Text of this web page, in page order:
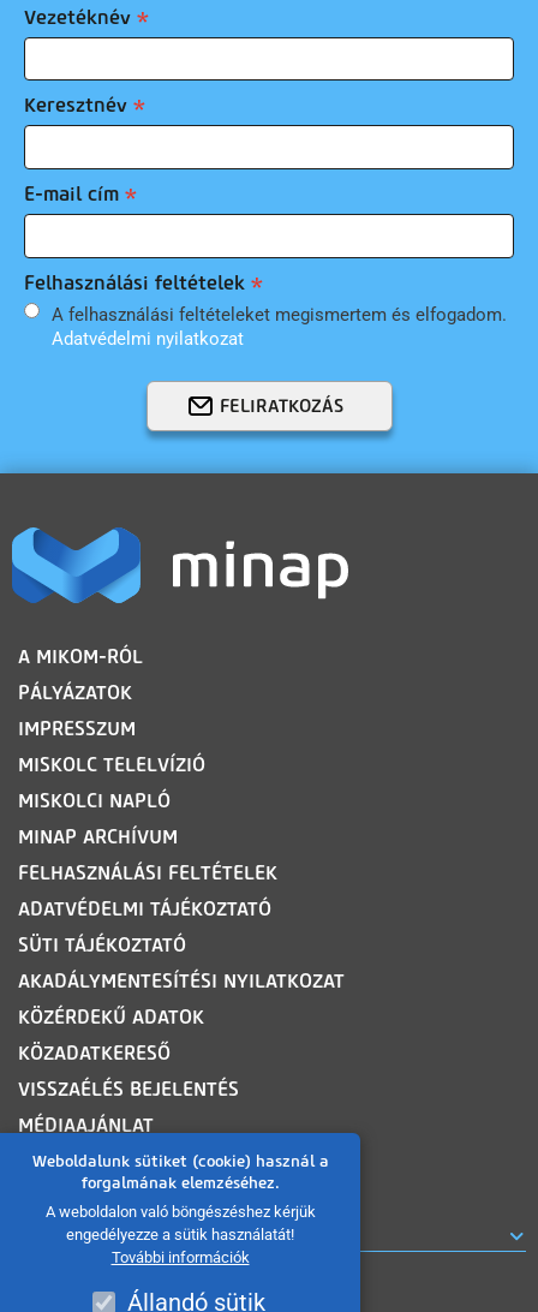
Weboldalunk sütiket (cookie) használ a
forgalmának elemzéséhez.
A weboldalon való böngészéshez kérjük
engedélyezze a sütik használatát!
További információk
Állandó sütik
Vezetéknév
Keresztnév
E-mail cím
Felhasználási feltételek
A felhasználási feltételeket megismertem és elfogadom.
Adatvédelmi nyilatkozat
FELIRATKOZÁS
LÁBLÉC
A MIKOM-RÓL
PÁLYÁZATOK
IMPRESSZUM
MISKOLC TELELVÍZIÓ
MISKOLCI NAPLÓ
MINAP ARCHÍVUM
FELHASZNÁLÁSI FELTÉTELEK
ADATVÉDELMI TÁJÉKOZTATÓ
SÜTI TÁJÉKOZTATÓ
AKADÁLYMENTESÍTÉSI NYILATKOZAT
KÖZÉRDEKŰ ADATOK
KÖZADATKERESŐ
VISSZAÉLÉS BEJELENTÉS
MÉDIAAJÁNLAT
OLDALTÉRKÉP
ROVATOK